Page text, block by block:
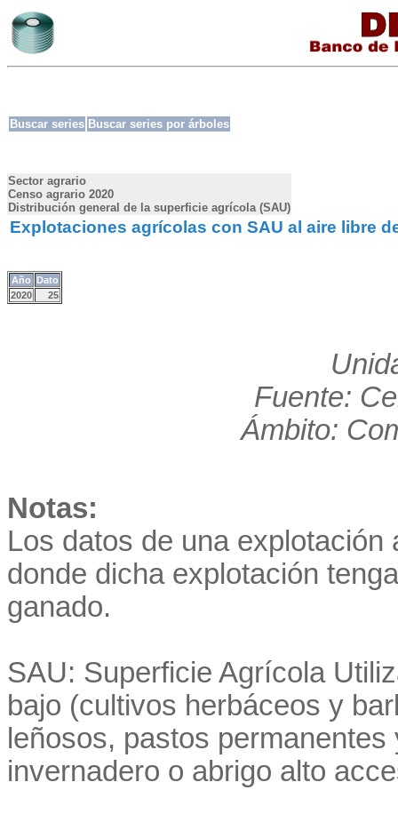
Buscar series Buscar series por árboles
Sector agrario
Censo agrario 2020
Distribución general de la superficie agrícola (SAU)
Explotaciones agrícolas con SAU al aire libre
Año Dato
2020
25
Fuente:
Ámbito:
Notas:
Los datos de una
donde dicha explotación
ganado.
SAU: Superficie Agrícola
bajo (cultivos herbáceos y
leñosos, pastos
invernadero o abrigo alto